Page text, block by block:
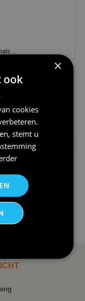
...
st...
s...
×
ook
cookies
stemt u